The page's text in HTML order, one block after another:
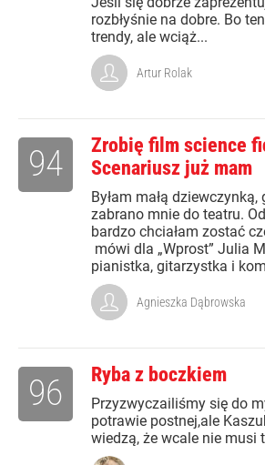
rozbłyśnie na dobre. Bo
trendy, ale wciąż...
Artur Rolak
Zrobię film science
Scenariusz już mam
Byłam małą
zabrano mnie do teatru.
bardzo chciałam zostać
mówi dla „Wprost” Julia
pianistka, gitarzystka i
94
Agnieszka Dąbrowska
Ryba z boczkiem
Przyzwyczailiśmy się do
potrawie postnej,ale
wiedzą, że wcale nie musi
96